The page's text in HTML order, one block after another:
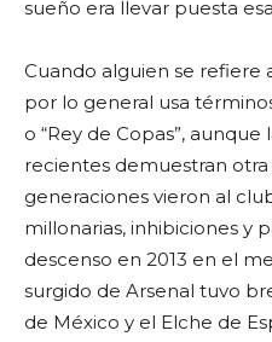
sueño era llevar puesta
Cuando alguien se refiere
por lo general usa
o “Rey de Copas”,
recientes demuestran otra
generaciones vieron al
millonarias, inhibiciones y
descenso en 2013 en el
surgido de Arsenal tuvo
de México y el Elche de